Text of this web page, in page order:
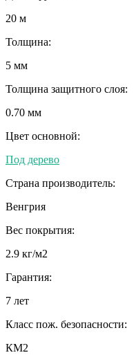
20 м
Толщина:
5 мм
Толщина защитного слоя:
0.70 мм
Цвет основной:
Под дерево
Страна производитель:
Венгрия
Вес покрытия:
2.9 кг/м2
Гарантия:
7 лет
Класс пож. безопасности:
КМ2